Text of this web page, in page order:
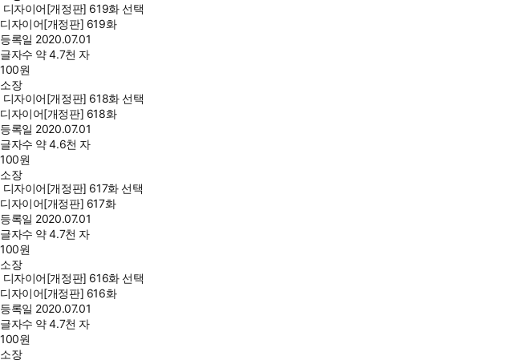
디자이어[개정판] 619화 선택
디자이어[개정판] 619화
등록일 2020.07.01
글자수 약 4.7천 자
100원
소장
디자이어[개정판] 618화 선택
디자이어[개정판] 618화
등록일 2020.07.01
글자수 약 4.6천 자
100원
소장
디자이어[개정판] 617화 선택
디자이어[개정판] 617화
등록일 2020.07.01
글자수 약 4.7천 자
100원
소장
디자이어[개정판] 616화 선택
디자이어[개정판] 616화
등록일 2020.07.01
글자수 약 4.7천 자
100원
소장